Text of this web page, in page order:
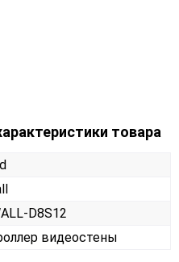
товара
D8S12
видеостены